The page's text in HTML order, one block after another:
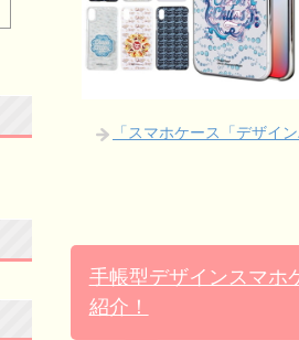
「スマホケース「デザイ
手帳型デザインスマホ
紹介！